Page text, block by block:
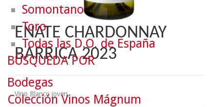
ENATE CHARDONNAY
BARRICA 2023
Vino Blanco joven.
Somontano
Toro
Todas las D.O. de España
BÚSQUEDA POR
Bodegas
Colección Vinos Mágnum